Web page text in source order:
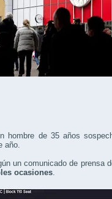
hombre de 35 años
año.
un comunicado de prensa
ocasiones.